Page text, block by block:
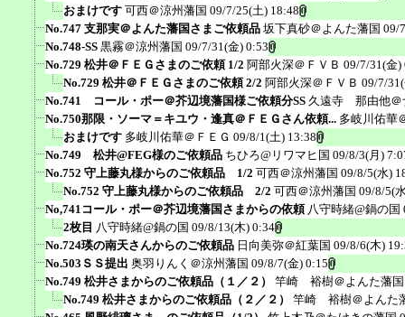
おまけです 可西＠涼州藩国 09/7/25(土) 18:48
No.747 支那実＠よんた藩国さまご依頼品 坂下真砂＠よんた藩国 09/
No.748-SS 黒霧＠涼州藩国 09/7/31(金) 0:53
No.729 松井＠ＦＥＧさまのご依頼 1/2 阿部火深＠ＦＶＢ 09/7/31(金)
No.729 松井＠ＦＥＧさまのご依頼 2/2 阿部火深＠ＦＶＢ 09/7/
No.741 コール・ポー＠芥辺境藩国様ご依頼分SS 久遠寺 那由他＠
No.750那限・ソーマ＝キユウ・逢真＠ＦＥＧさん依頼... 多岐川佑華
おまけです 多岐川佑華＠ＦＥＧ 09/8/1(土) 13:38
No.749 松井@FEG様のご依頼品 ちひろ@リワマヒ国 09/8/3(月)
No.752 守上藤丸様からのご依頼品 1/2 可西＠涼州藩国 09/8/5(水)
No.752 守上藤丸様からのご依頼品 2/2 可西＠涼州藩国 09/8/5(
No,741コール・ポー＠芥辺境藩国さまからの依頼 八守時緒@鍋の国
2枚目 八守時緒@鍋の国 09/8/13(木) 0:34
No.724瑛の南天さんからのご依頼品 日向美弥＠紅葉国 09/8/6(木)
No.503ＳＳ提出 奥羽りんく＠涼州藩国 09/8/7(金) 0:15
No.749 松井さまからのご依頼品（１／２）
竿崎 裕樹＠よんた藩国
No.749 松井さまからのご依頼品（２／２）
竿崎 裕樹＠よんた